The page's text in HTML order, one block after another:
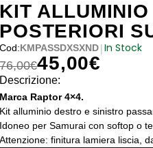
KIT
POSTERIORI
Cod:KMPASSDXSXND|In Stock
76,00€
Il prezzo originale era: 76,00€.
45,00€
Il prezzo attuale è: 45,00€.
Descrizione:
Marca Raptor 4×4.
Kit alluminio destro e sinistro
Idoneo per Samurai con softop o
Attenzione: finitura lamiera liscia,